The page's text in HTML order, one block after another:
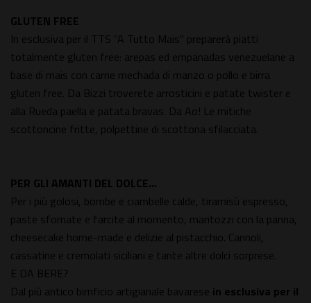
GLUTEN FREE
In esclusiva per il TTS "A Tutto Mais" preparerà piatti
totalmente gluten free: arepas ed empanadas venezuelane a
base di mais con carne mechada di manzo o pollo e birra
gluten free. Da Bizzi troverete arrosticini e patate twister e
alla Rueda paella e patata bravas. Da Ao! Le mitiche
scottoncine fritte, polpettine di scottona sfilacciata.
PER GLI AMANTI DEL DOLCE…
Per i più golosi, bombe e ciambelle calde, tiramisù espresso,
paste sfornate e farcite al momento, maritozzi con la panna,
cheesecake home-made e delizie al pistacchio. Cannoli,
cassatine e cremolati siciliani e tante altre dolci sorprese.
E DA BERE?
Dal più antico birrificio artigianale bavarese in esclusiva per il